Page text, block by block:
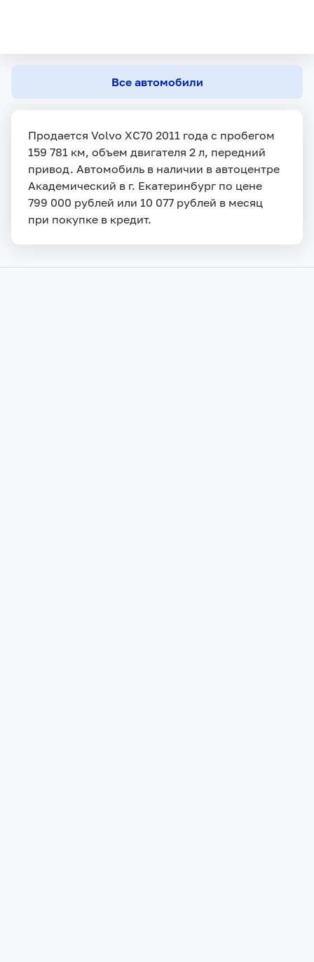
Все автомобили
Продается Volvo XC70 2011 года с пробегом
159 781 км, объем двигателя 2 л, передний
привод. Автомобиль в наличии в автоцентре
Академический в г. Екатеринбург по цене
799 000 рублей или 10 077 рублей в месяц
при покупке в кредит.